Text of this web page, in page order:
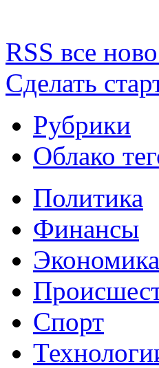
RSS все
Сделать
Рубрики
Облако
Политика
Финансы
Экономика
Спорт